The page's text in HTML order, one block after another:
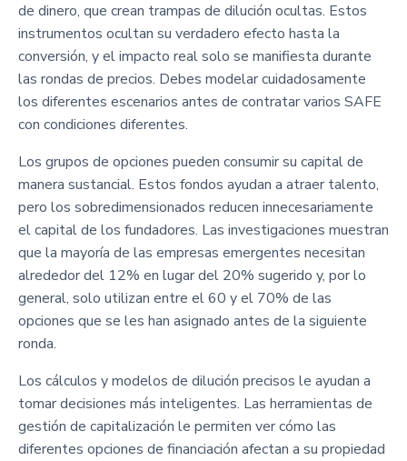
de dinero, que crean trampas de dilución ocultas. Estos
instrumentos ocultan su verdadero efecto hasta la
conversión, y el impacto real solo se manifiesta durante
las rondas de precios. Debes modelar cuidadosamente
los diferentes escenarios antes de contratar varios SAFE
con condiciones diferentes.
Los grupos de opciones pueden consumir su capital de
manera sustancial. Estos fondos ayudan a atraer talento,
pero los sobredimensionados reducen innecesariamente
el capital de los fundadores. Las investigaciones muestran
que la mayoría de las empresas emergentes necesitan
alrededor del 12% en lugar del 20% sugerido y, por lo
general, solo utilizan entre el 60 y el 70% de las
opciones que se les han asignado antes de la siguiente
ronda.
Los cálculos y modelos de dilución precisos le ayudan a
tomar decisiones más inteligentes. Las herramientas de
gestión de capitalización le permiten ver cómo las
diferentes opciones de financiación afectan a su propiedad